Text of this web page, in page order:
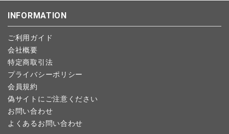
します。
予約商品など一部キャンセルが出来ない場合がございます。あら
かじめご了承ください。
こちら よりご依頼ください。
INFORMATION
ご利用ガイド
会社概要
特定商取引法
プライバシーポリシー
会員規約
偽サイトにご注意ください
お問い合わせ
よくあるお問い合わせ